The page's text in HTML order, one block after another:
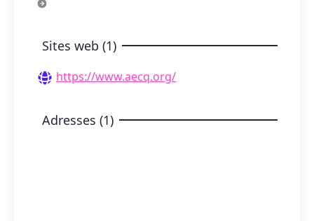
Sites web (1)
https://www.aecq.org/
Adresses (1)